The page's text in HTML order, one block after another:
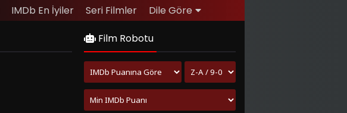
IMDb En İyiler Seri Filmler Dile Göre
Film Robotu